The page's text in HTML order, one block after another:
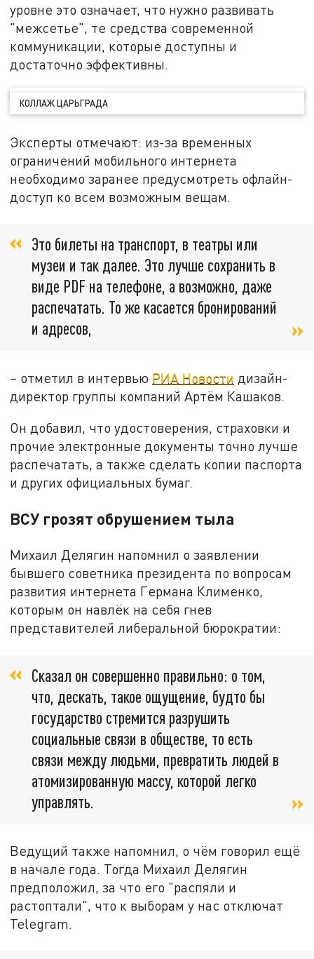
уровне это означает, что нужно развивать
"межсетье", те средства современной
коммуникации, которые доступны и
достаточно эффективны.
КОЛЛАЖ ЦАРЬГРАДА
Эксперты отмечают: из-за временных
ограничений мобильного интернета
необходимо заранее предусмотреть офлайн-
доступ ко всем возможным вещам.
Это билеты на транспорт, в театры или
музеи и так далее. Это лучше сохранить в
виде PDF на телефоне, а возможно, даже
распечатать. То же касается бронирований
и адресов,
– отметил в интервью РИА Новости дизайн-
директор группы компаний Артём Кашаков.
Он добавил, что удостоверения, страховки и
прочие электронные документы точно лучше
распечатать, а также сделать копии паспорта
и других официальных бумаг.
ВСУ грозят обрушением тыла
Михаил Делягин напомнил о заявлении
бывшего советника президента по вопросам
развития интернета Германа Клименко,
которым он навлёк на себя гнев
представителей либеральной бюрократии:
Сказал он совершенно правильно: о том,
что, дескать, такое ощущение, будто бы
государство стремится разрушить
социальные связи в обществе, то есть
связи между людьми, превратить людей в
атомизированную массу, которой легко
управлять.
Ведущий также напомнил, о чём говорил ещё
в начале года. Тогда Михаил Делягин
предположил, за что его "распяли и
растоптали", что к выборам у нас отключат
Telegram.